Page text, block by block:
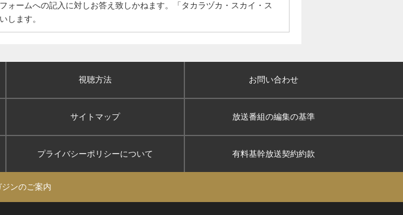
ームへの記入に対しお答え致しかねます。「タカラヅカ・スカイ・ス
します。
視聴方法 お問い合わせ
サイトマップ 放送番組の編集の基準
プライバシーポリシーについて 有料基幹放送契約約款
ジンのご案内